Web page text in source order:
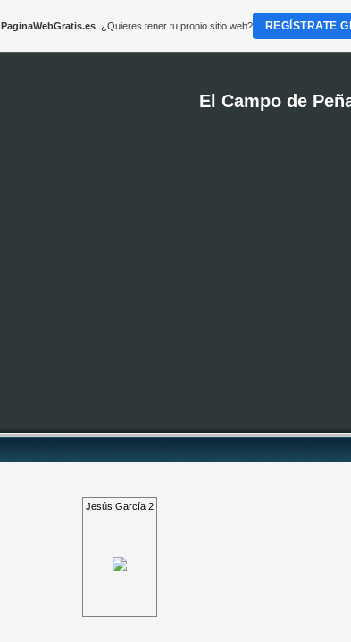
El Campo de
Jesús García 2
PaginaWebGratis.es. ¿Quieres tener tu propio sitio web? REGÍSTRATE